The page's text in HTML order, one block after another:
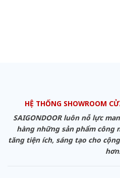
HỆ THỐNG SHOWROOM
SAIGONDOOR luôn nỗ lực
hàng những sản phẩm công
tăng tiện ích, sáng tạo cho